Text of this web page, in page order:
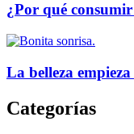
¿Por qué
La belleza
Categorías